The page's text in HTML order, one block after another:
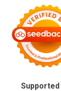
Supported